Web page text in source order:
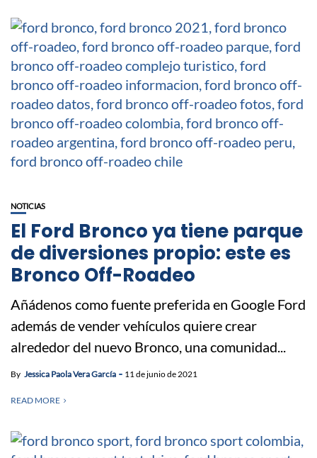
NOTICIAS
El Ford Bronco ya tiene parque
de diversiones propio: este es
Bronco Off-Roadeo
Añádenos como fuente preferida en Google Ford
además de vender vehículos quiere crear
alrededor del nuevo Bronco, una comunidad...
By Jessica Paola Vera García 11 de junio de 2021
READ MORE